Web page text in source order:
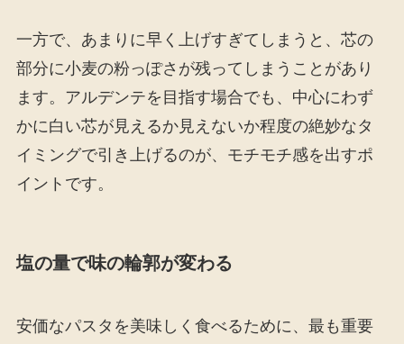
一方で、あまりに早く上げすぎてしまうと、芯の
部分に小麦の粉っぽさが残ってしまうことがあり
ます。アルデンテを目指す場合でも、中心にわず
かに白い芯が見えるか見えないか程度の絶妙なタ
イミングで引き上げるのが、モチモチ感を出すポ
イントです。
塩の量で味の輪郭が変わる
安価なパスタを美味しく食べるために、最も重要